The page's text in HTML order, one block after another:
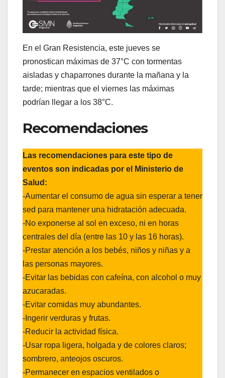
En el Gran Resistencia, este jueves se
pronostican máximas de 37°C con tormentas
aisladas y chaparrones durante la mañana y la
tarde; mientras que el viernes las máximas
podrían llegar a los 38°C.
Recomendaciones
Las recomendaciones para este tipo de
eventos son indicadas por el Ministerio de
Salud:
-Aumentar el consumo de agua sin esperar a tener
sed para mantener una hidratación adecuada.
-No exponerse al sol en exceso, ni en horas
centrales del día (entre las 10 y las 16 horas).
-Prestar atención a los bebés, niños y niñas y a
las personas mayores.
-Evitar las bebidas con cafeína, con alcohol o muy
azucaradas.
-Evitar comidas muy abundantes.
-Ingerir verduras y frutas.
-Reducir la actividad física.
-Usar ropa ligera, holgada y de colores claros;
sombrero, anteojos oscuros.
-Permanecer en espacios ventilados o